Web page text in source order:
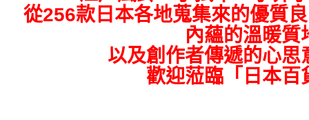
從256款日本各地蒐集來的優質
內蘊的溫暖質
以及創作者傳遞的心思
歡迎蒞臨「日本百